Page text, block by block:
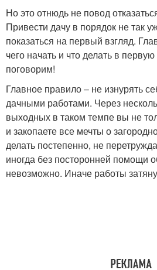
Но это отнюдь не повод
Привести дачу в порядок не так
показаться на первый взгляд.
чего начать и что делать в
поговорим!
Главное правило – не изнурять
дачными работами. Через
выходных в таком темпе вы не
и закопаете все мечты о
делать постепенно, не
иногда без посторонней помощи
невозможно. Иначе работы